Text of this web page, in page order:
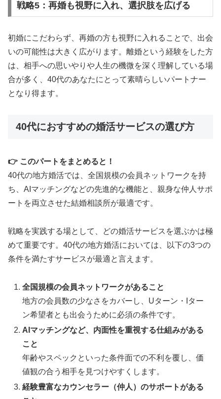
戦略5：再婚も視野に入れ、選択肢を広げる
初婚にこだわらず、再婚の方も視野に入れることで、出会
いの可能性は大きく広がります。離婚という経験をした方
は、相手への思いやりや人生の機微を深く理解している場
合が多く、40代のあなたにとって素晴らしいパートナー
となり得ます。
40代におすすめの婚活サービスの選び方
👉 このパートをまとめると！
40代の地方婚活では、全国規模の会員ネットワークを持
ち、AIマッチングなどの先進的な機能と、親身な仲人サポ
ートを両立させた結婚相談所が最適です。
戦略を実践する場として、どの婚活サービスを選ぶかは極
めて重要です。40代の地方婚活においては、以下の3つの
条件を満たすサービスが最適と言えます。
全国規模の会員ネットワークがあること
地方の会員数の少なさをカバーし、Uターン・Iター
ン希望者とも出会うために必須の条件です。
AIマッチングなど、内面性を重視する仕組みがある
こと
年齢やスペックといった条件面での不利を覆し、価
値観の合う相手を見つけやすくします。
経験豊富なカウンセラー（仲人）のサポートがある